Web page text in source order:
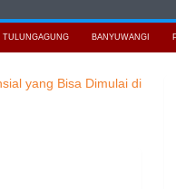
TULUNGAGUNG BANYUWANGI
Bisa Dimulai di Usia 20-an